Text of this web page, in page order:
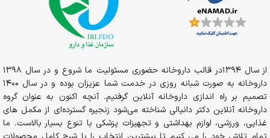
از سال 1394در قالب داروخانه حضوری مسئولیت ما شروع و در سال 1398
داروخانه به صورت شبانه روزی در خدمت شما عزیزان بوده و در سال 1400
تصمیم بر راه اندازی داروخانه آنلاین گرفتیم. آنچه اکنون به عنوان گروه
داروخانه آنلاین دکتر دانیالی شناخته می‌شود زنجیره گسترده‌ای از مکمل های
غذایی، ورزشی، لوازم بهداشتی و تجهیزات پزشکی با تنوع بسیار بالاست. ما